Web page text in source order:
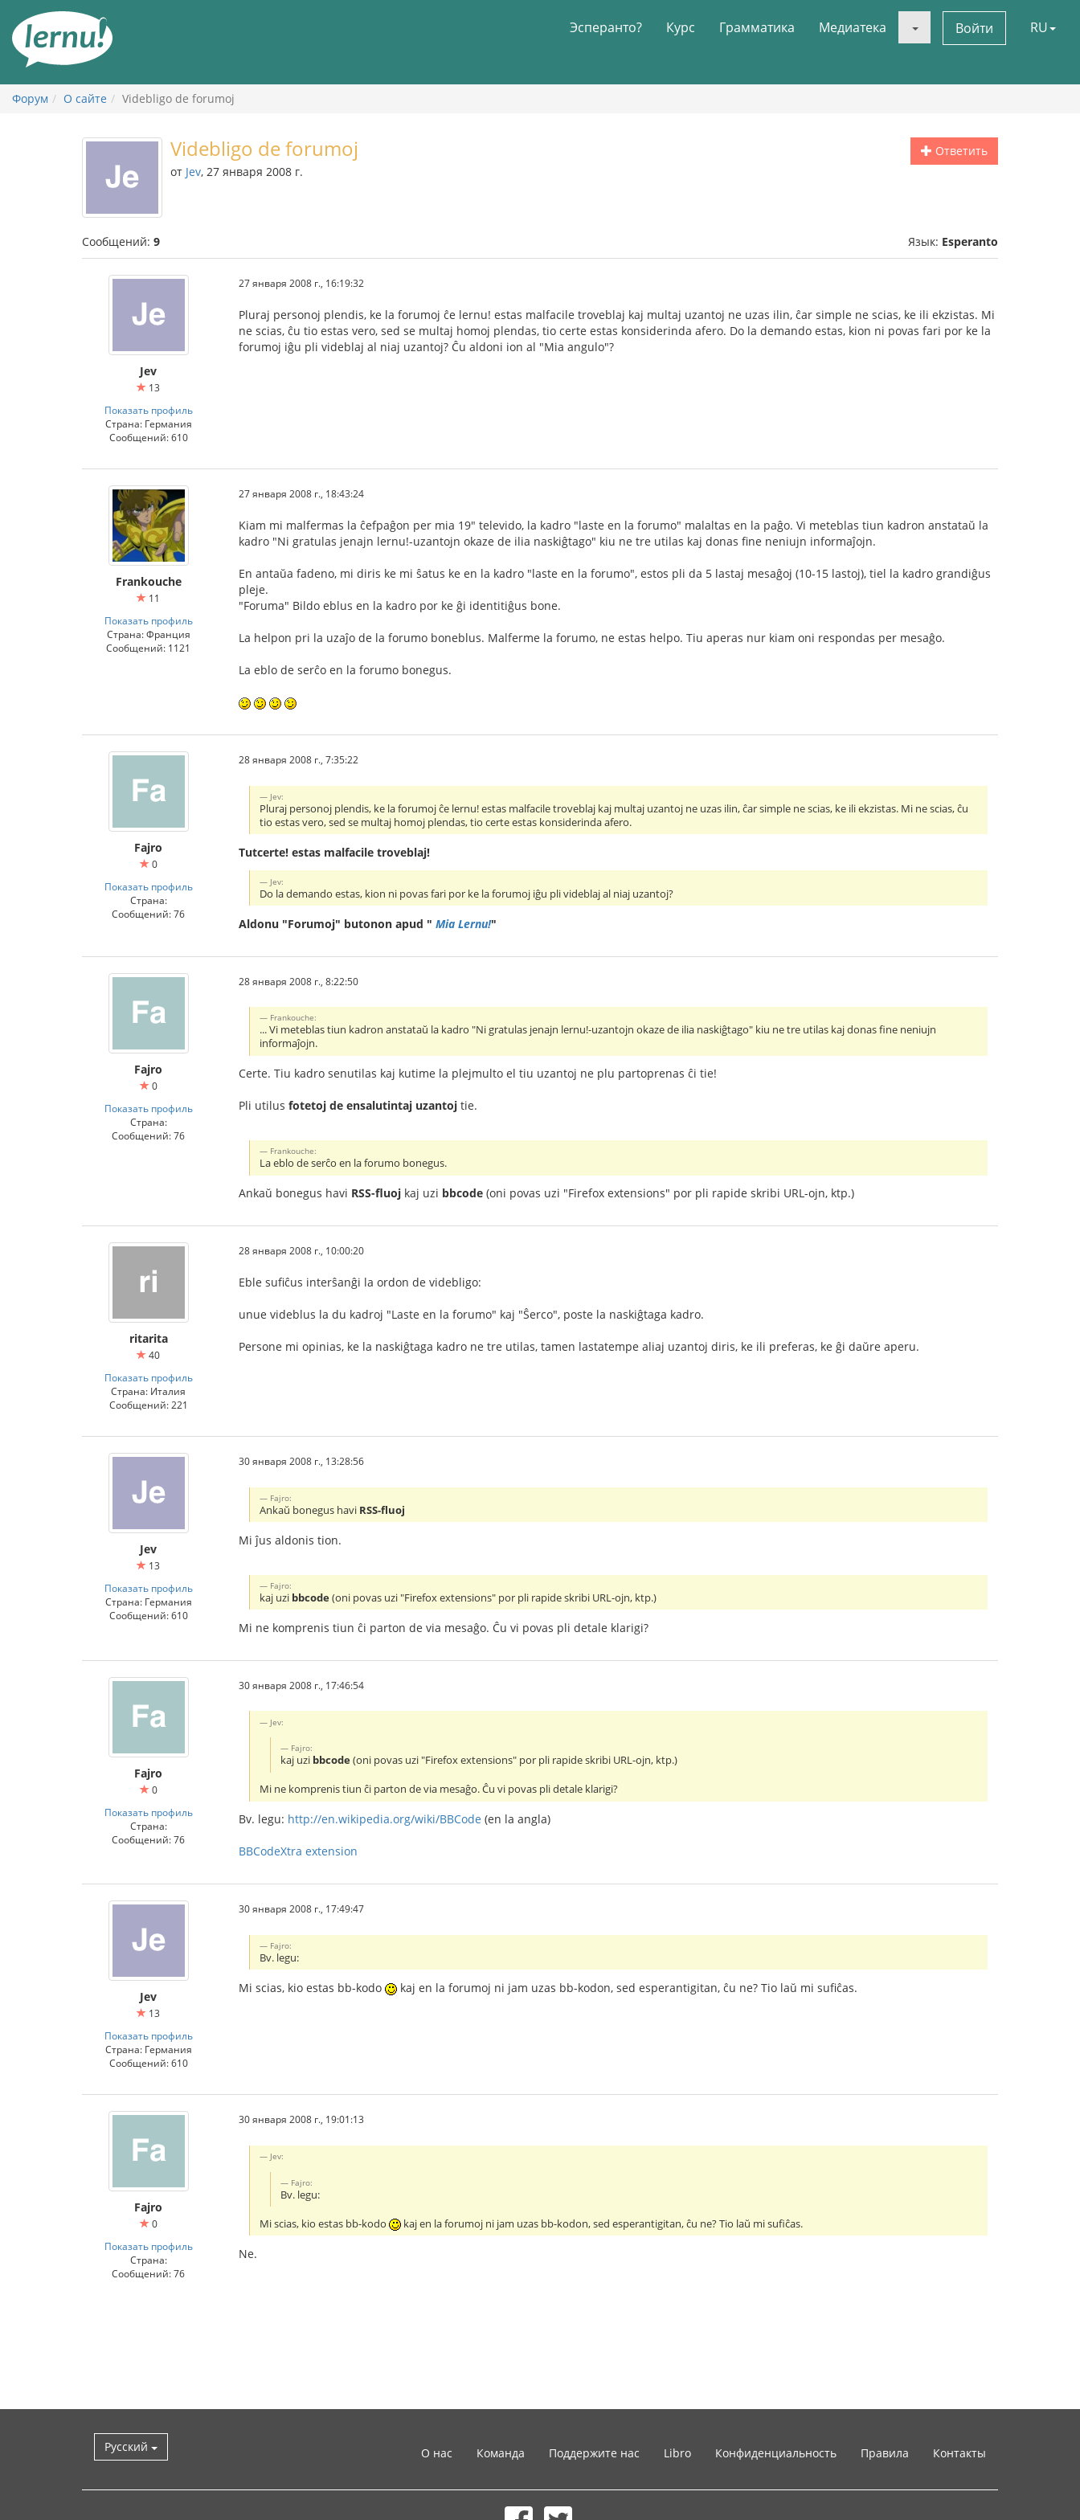
содержанию
Эсперанто? Курс Грамматика Медиатека Войти RU
Форум О сайте Videbligo de forumoj
Ответить
Videbligo de forumoj
от Jev, 27 января 2008 г.
Сообщений: 9 Язык: Esperanto
Jev
13
Показать профиль
Страна: Германия
Сообщений: 610
27 января 2008 г., 16:19:32
Pluraj personoj plendis, ke la forumoj ĉe lernu! estas malfacile troveblaj kaj multaj uzantoj ne uzas ilin, ĉar simple ne scias, ke ili ekzistas. Mi
ne scias, ĉu tio estas vero, sed se multaj homoj plendas, tio certe estas konsiderinda afero. Do la demando estas, kion ni povas fari por ke la
forumoj iĝu pli videblaj al niaj uzantoj? Ĉu aldoni ion al "Mia angulo"?
Frankouche
11
Показать профиль
Страна: Франция
Сообщений: 1121
27 января 2008 г., 18:43:24
Kiam mi malfermas la ĉefpaĝon per mia 19" televido, la kadro "laste en la forumo" malaltas en la paĝo. Vi meteblas tiun kadron anstataŭ la
kadro "Ni gratulas jenajn lernu!-uzantojn okaze de ilia naskiĝtago" kiu ne tre utilas kaj donas fine neniujn informaĵojn.
En antaŭa fadeno, mi diris ke mi ŝatus ke en la kadro "laste en la forumo", estos pli da 5 lastaj mesaĝoj (10-15 lastoj), tiel la kadro grandiĝus
pleje.
"Foruma" Bildo eblus en la kadro por ke ĝi identitiĝus bone.
La helpon pri la uzaĵo de la forumo boneblus. Malferme la forumo, ne estas helpo. Tiu aperas nur kiam oni respondas per mesaĝo.
La eblo de serĉo en la forumo bonegus.
Fajro
0
Показать профиль
Страна:
Сообщений: 76
28 января 2008 г., 7:35:22
Jev:
Pluraj personoj plendis, ke la forumoj ĉe lernu! estas malfacile troveblaj kaj multaj uzantoj ne uzas ilin, ĉar simple ne scias, ke ili ekzistas. Mi ne scias, ĉu
tio estas vero, sed se multaj homoj plendas, tio certe estas konsiderinda afero.
Tutcerte! estas malfacile troveblaj!
Jev:
Do la demando estas, kion ni povas fari por ke la forumoj iĝu pli videblaj al niaj uzantoj?
Aldonu "Forumoj" butonon apud " Mia Lernu!"
Fajro
0
Показать профиль
Страна:
Сообщений: 76
28 января 2008 г., 8:22:50
Frankouche:
... Vi meteblas tiun kadron anstataŭ la kadro "Ni gratulas jenajn lernu!-uzantojn okaze de ilia naskiĝtago" kiu ne tre utilas kaj donas fine neniujn
informaĵojn.
Certe. Tiu kadro senutilas kaj kutime la plejmulto el tiu uzantoj ne plu partoprenas ĉi tie!
Pli utilus fotetoj de ensalutintaj uzantoj tie.
Frankouche:
La eblo de serĉo en la forumo bonegus.
Ankaŭ bonegus havi RSS-fluoj kaj uzi bbcode (oni povas uzi "Firefox extensions" por pli rapide skribi URL-ojn, ktp.)
ritarita
40
Показать профиль
Страна: Италия
Сообщений: 221
28 января 2008 г., 10:00:20
Eble sufiĉus interŝanĝi la ordon de videbligo:
unue videblus la du kadroj "Laste en la forumo" kaj "Ŝerco", poste la naskiĝtaga kadro.
Persone mi opinias, ke la naskiĝtaga kadro ne tre utilas, tamen lastatempe aliaj uzantoj diris, ke ili preferas, ke ĝi daŭre aperu.
Jev
13
Показать профиль
Страна: Германия
Сообщений: 610
30 января 2008 г., 13:28:56
Fajro:
Ankaŭ bonegus havi RSS-fluoj
Mi ĵus aldonis tion.
Fajro:
kaj uzi bbcode(oni povas uzi "Firefox extensions" por pli rapide skribi URL-ojn, ktp.)
Mi ne komprenis tiun ĉi parton de via mesaĝo. Ĉu vi povas pli detale klarigi?
Fajro
0
Показать профиль
Страна:
Сообщений: 76
30 января 2008 г., 17:46:54
Jev:
Fajro:
kaj uzi bbcode(oni povas uzi "Firefox extensions" por pli rapide skribi URL-ojn, ktp.)
Mi ne komprenis tiun ĉi parton de via mesaĝo. Ĉu vi povas pli detale klarigi?
Bv. legu: http://en.wikipedia.org/wiki/BBCode (en la angla)
BBCodeXtra extension
Jev
13
Показать профиль
Страна: Германия
Сообщений: 610
30 января 2008 г., 17:49:47
Fajro:
Bv. legu:
Mi scias, kio estas bb-kodo kaj en la forumoj ni jam uzas bb-kodon, sed esperantigitan, ĉu ne? Tio laŭ mi sufiĉas.
Fajro
0
Показать профиль
Страна:
Сообщений: 76
30 января 2008 г., 19:01:13
Jev:
Fajro:
Bv. legu:
Mi scias, kio estas bb-kodo kaj en la forumoj ni jam uzas bb-kodon, sed esperantigitan, ĉu ne? Tio laŭ mi sufiĉas.
Ne.
Русский О нас Команда Поддержите нас Libro Конфиденциальность Правила Контакты